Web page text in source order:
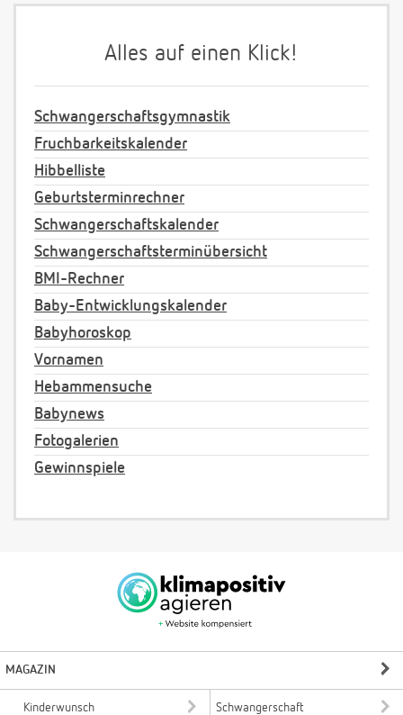
Alles auf einen Klick!
Schwangerschaftsgymnastik
Fruchbarkeitskalender
Hibbelliste
Geburtsterminrechner
Schwangerschaftskalender
Schwangerschaftsterminübersicht
BMI-Rechner
Baby-Entwicklungskalender
Babyhoroskop
Vornamen
Hebammensuche
Babynews
Fotogalerien
Gewinnspiele
MAGAZIN
Kinderwunsch Schwangerschaft